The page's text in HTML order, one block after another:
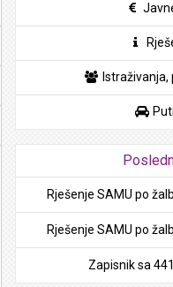
Rješenje SAMU po
Rješenje SAMU po
Zapisnik sa